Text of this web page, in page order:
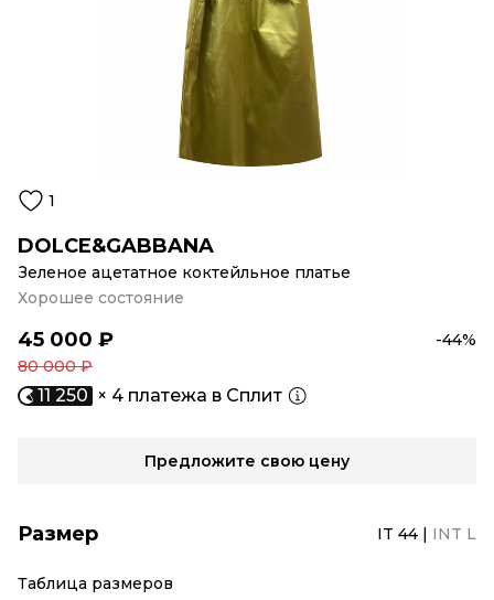
1
DOLCE&GABBANA
Зеленое ацетатное коктейльное платье
Хорошее состояние
45 000 ₽
-44%
80 000 ₽
11 250 × 4 платежа в Сплит
Предложите свою цену
Размер IT 44 | INT L
Таблица размеров